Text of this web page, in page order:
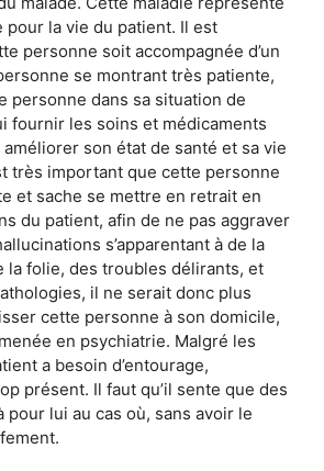
pour la vie du patient. Il est
personne soit accompagnée d’un
se montrant très patiente,
personne dans sa situation de
fournir les soins et médicaments
son état de santé et sa vie
très important que cette personne
et sache se mettre en retrait en
du patient, afin de ne pas aggraver
s’apparentant à de la
la folie, des troubles délirants, et
il ne serait donc plus
cette personne à son domicile,
en psychiatrie. Malgré les
a besoin d’entourage,
présent. Il faut qu’il sente que des
pour lui au cas où, sans avoir le